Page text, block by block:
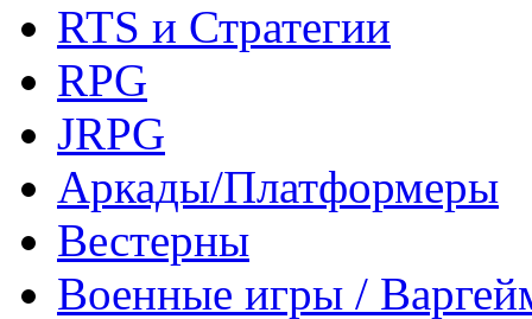
RTS и Стратегии
RPG
JRPG
Аркады/Платформеры
Вестерны
Военные игры /